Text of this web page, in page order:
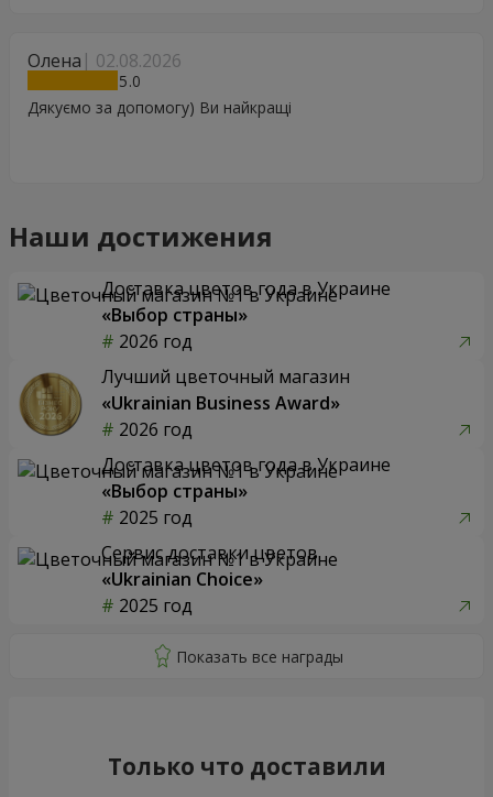
Олена 02.08.2026
5
Дякуємо за допомогу) Ви найкращі
Наши достижения
Доставка цветов года в Украине
«Выбор страны»
2026 год
Лучший цветочный магазин
«Ukrainian Business Award»
2026 год
Доставка цветов года в Украине
«Выбор страны»
2025 год
Сервис доставки цветов
«Ukrainian Choice»
2025 год
Только что доставили